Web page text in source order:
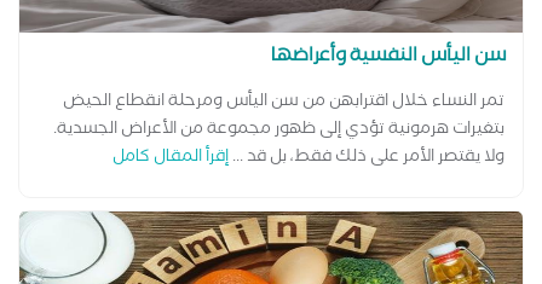
سن اليأس النفسية وأعراضها
تمر النساء خلال اقترابهن من سن اليأس ومرحلة انقطاع الحيض
بتغيرات هرمونية تؤدي إلى ظهور مجموعة من الأعراض الجسدية.
ولا يقتصر الأمر على ذلك فقط، بل قد ...إقرأ المقال كامل